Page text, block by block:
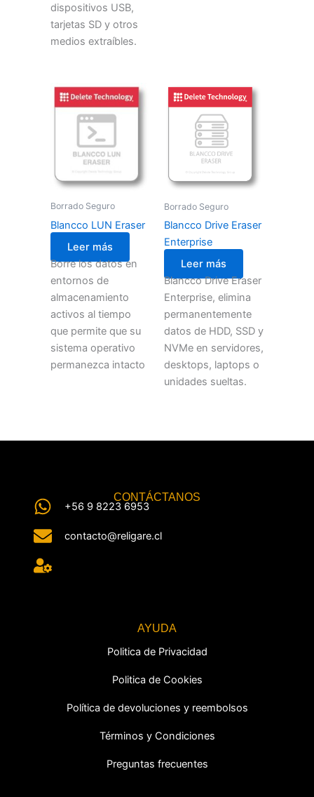
dispositivos USB,
tarjetas SD y otros
medios extraíbles.
Borrado Seguro
Blancco LUN Eraser
Leer más
Borre los datos en
entornos de
almacenamiento
activos al tiempo
que permite que su
sistema operativo
permanezca intacto
Borrado Seguro
Blancco Drive Eraser
Enterprise
Leer más
Blancco Drive Eraser
Enterprise, elimina
permanentemente
datos de HDD, SSD y
NVMe en servidores,
desktops, laptops o
unidades sueltas.
CONTÁCTANOS
+56 9 8223 6953
contacto@religare.cl
AYUDA
Politica de Privacidad
Politica de Cookies
Política de devoluciones y reembolsos
Términos y Condiciones
Preguntas frecuentes